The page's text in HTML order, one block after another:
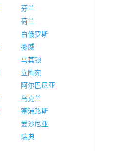
芬兰
荷兰
白俄罗斯
挪威
马其顿
立陶宛
阿尔巴尼亚
乌克兰
塞浦路斯
爱沙尼亚
瑞典